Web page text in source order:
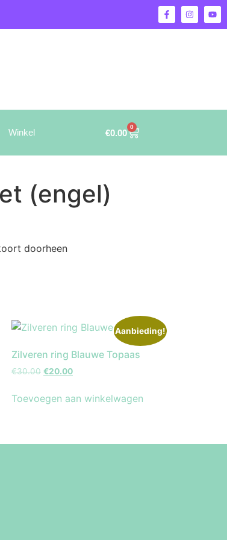
Winkel €0.00
0
(engel)
doorheen
Aanbieding!
Zilveren ring Blauwe Topaas
€30.00 €20.00
Toevoegen aan winkelwagen